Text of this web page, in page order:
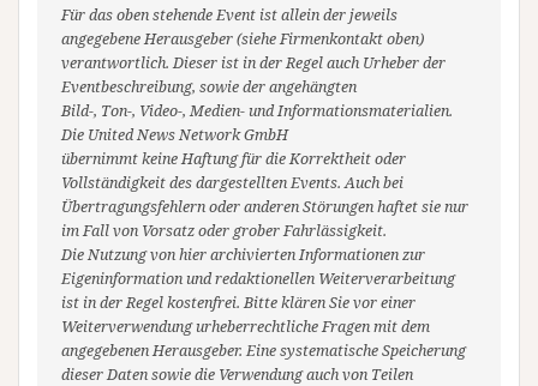
Für das oben stehende Event ist allein der jeweils
angegebene Herausgeber (siehe Firmenkontakt oben)
verantwortlich. Dieser ist in der Regel auch Urheber der
Eventbeschreibung, sowie der angehängten
Bild-, Ton-, Video-, Medien- und Informationsmaterialien.
Die United News Network GmbH
übernimmt keine Haftung für die Korrektheit oder
Vollständigkeit des dargestellten Events. Auch bei
Übertragungsfehlern oder anderen Störungen haftet sie nur
im Fall von Vorsatz oder grober Fahrlässigkeit.
Die Nutzung von hier archivierten Informationen zur
Eigeninformation und redaktionellen Weiterverarbeitung
ist in der Regel kostenfrei. Bitte klären Sie vor einer
Weiterverwendung urheberrechtliche Fragen mit dem
angegebenen Herausgeber. Eine systematische Speicherung
dieser Daten sowie die Verwendung auch von Teilen